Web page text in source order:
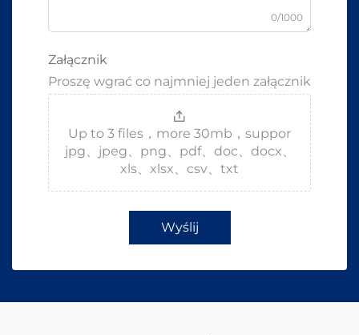
0/1000
Załącznik
Proszę wgrać co najmniej jeden załącznik
Up to 3 files，more 30mb，suppor
jpg、jpeg、png、pdf、doc、docx、
xls、xlsx、csv、txt
Wyślij